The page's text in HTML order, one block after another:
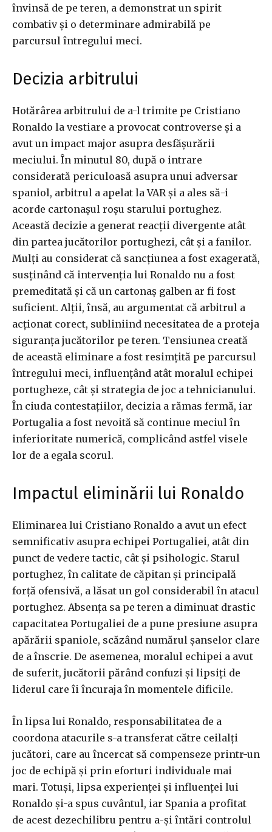
învinsă de pe teren, a demonstrat un spirit
combativ și o determinare admirabilă pe
parcursul întregului meci.
Decizia arbitrului
Hotărârea arbitrului de a-l trimite pe Cristiano
Ronaldo la vestiare a provocat controverse și a
avut un impact major asupra desfășurării
meciului. În minutul 80, după o intrare
considerată periculoasă asupra unui adversar
spaniol, arbitrul a apelat la VAR și a ales să-i
acorde cartonașul roșu starului portughez.
Această decizie a generat reacții divergente atât
din partea jucătorilor portughezi, cât și a fanilor.
Mulți au considerat că sancțiunea a fost exagerată,
susținând că intervenția lui Ronaldo nu a fost
premeditată și că un cartonaș galben ar fi fost
suficient. Alții, însă, au argumentat că arbitrul a
acționat corect, subliniind necesitatea de a proteja
siguranța jucătorilor pe teren. Tensiunea creată
de această eliminare a fost resimțită pe parcursul
întregului meci, influențând atât moralul echipei
portugheze, cât și strategia de joc a tehnicianului.
În ciuda contestațiilor, decizia a rămas fermă, iar
Portugalia a fost nevoită să continue meciul în
inferioritate numerică, complicând astfel visele
lor de a egala scorul.
Impactul eliminării lui Ronaldo
Eliminarea lui Cristiano Ronaldo a avut un efect
semnificativ asupra echipei Portugaliei, atât din
punct de vedere tactic, cât și psihologic. Starul
portughez, în calitate de căpitan și principală
forță ofensivă, a lăsat un gol considerabil în atacul
portughez. Absența sa pe teren a diminuat drastic
capacitatea Portugaliei de a pune presiune asupra
apărării spaniole, scăzând numărul șanselor clare
de a înscrie. De asemenea, moralul echipei a avut
de suferit, jucătorii părând confuzi și lipsiți de
liderul care îi încuraja în momentele dificile.
În lipsa lui Ronaldo, responsabilitatea de a
coordona atacurile s-a transferat către ceilalți
jucători, care au încercat să compenseze printr-un
joc de echipă și prin eforturi individuale mai
mari. Totuși, lipsa experienței și influenței lui
Ronaldo și-a spus cuvântul, iar Spania a profitat
de acest dezechilibru pentru a-și întări controlul